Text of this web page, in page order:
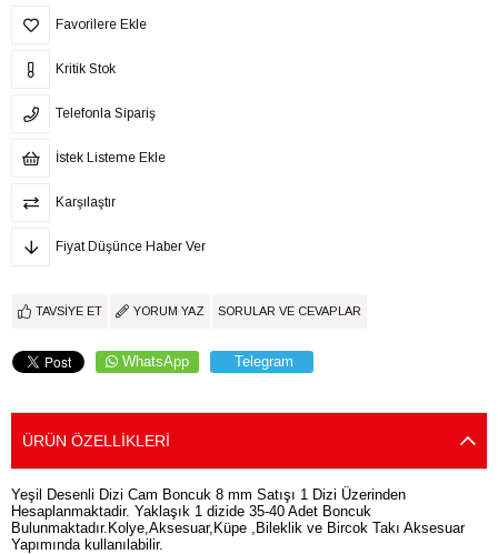
Favorilere Ekle
Kritik Stok
Telefonla Sipariş
İstek Listeme Ekle
Karşılaştır
Fiyat Düşünce Haber Ver
TAVSIYE ET YORUM YAZ SORULAR VE CEVAPLAR
WhatsApp Telegram
ÜRÜN ÖZELLIKLERI
Yeşil Desenli Dizi Cam Boncuk 8 mm Satışı 1 Dizi Üzerinden
Hesaplanmaktadir. Yaklaşık 1 dizide 35-40 Adet Boncuk
Bulunmaktadır.Kolye,Aksesuar,Küpe ,Bileklik ve Bircok Takı Aksesuar
Yapımında kullanılabilir.